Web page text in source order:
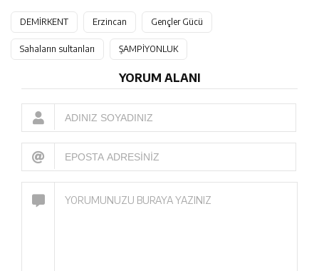
DEMİRKENT Erzincan Gençler Gücü
Sahaların sultanları ŞAMPİYONLUK
YORUM ALANI